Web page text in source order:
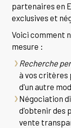
partenaires en
exclusives et
Voici comment
mesure :
Recherche
à vos critères
d'un autre
Négociation
d'obtenir des
vente